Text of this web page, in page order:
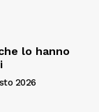
lo hanno
2026